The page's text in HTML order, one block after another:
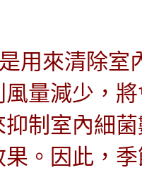
用來清除室
風量減少，
制室內細
。因此，